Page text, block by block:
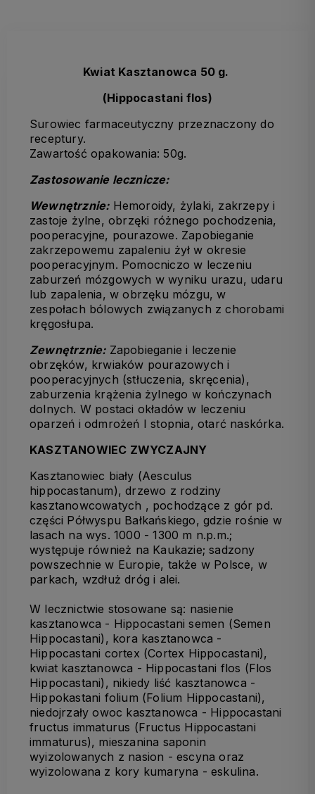
Kwiat Kasztanowca 50 g.
(Hippocastani flos)
Surowiec farmaceutyczny przeznaczony do
receptury.
Zawartość opakowania: 50g.
Zastosowanie lecznicze:
Wewnętrznie:Hemoroidy, żylaki, zakrzepy i
zastoje żylne, obrzęki różnego pochodzenia,
pooperacyjne, pourazowe. Zapobieganie
zakrzepowemu zapaleniu żył w okresie
pooperacyjnym. Pomocniczo w leczeniu
zaburzeń mózgowych w wyniku urazu, udaru
lub zapalenia, w obrzęku mózgu, w
zespołach bólowych związanych z chorobami
kręgosłupa.
Zewnętrznie:Zapobieganie i leczenie
obrzęków, krwiaków pourazowych i
pooperacyjnych (stłuczenia, skręcenia),
zaburzenia krążenia żylnego w kończynach
dolnych. W postaci okładów w leczeniu
oparzeń i odmrożeń I stopnia, otarć naskórka.
KASZTANOWIEC ZWYCZAJNY
Kasztanowiec biały (Aesculus
hippocastanum), drzewo z rodziny
kasztanowcowatych , pochodzące z gór pd.
części Półwyspu Bałkańskiego, gdzie rośnie w
lasach na wys. 1000 - 1300 m n.p.m.;
występuje również na Kaukazie; sadzony
powszechnie w Europie, także w Polsce, w
parkach, wzdłuż dróg i alei.
W lecznictwie stosowane są: nasienie
kasztanowca - Hippocastani semen (Semen
Hippocastani), kora kasztanowca -
Hippocastani cortex (Cortex Hippocastani),
kwiat kasztanowca - Hippocastani flos (Flos
Hippocastani), nikiedy liść kasztanowca -
Hippokastani folium (Folium Hippocastani),
niedojrzały owoc kasztanowca - Hippocastani
fructus immaturus (Fructus Hippocastani
immaturus), mieszanina saponin
wyizolowanych z nasion - escyna oraz
wyizolowana z kory kumaryna - eskulina.